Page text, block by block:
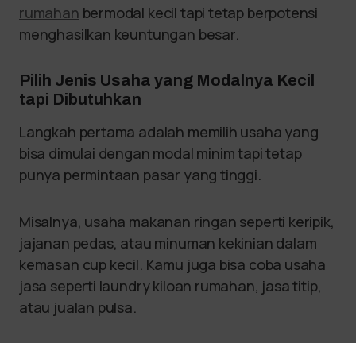
rumahan bermodal kecil tapi tetap berpotensi
menghasilkan keuntungan besar.
Pilih Jenis Usaha yang Modalnya Kecil
tapi Dibutuhkan
Langkah pertama adalah memilih usaha yang
bisa dimulai dengan modal minim tapi tetap
punya permintaan pasar yang tinggi.
Misalnya, usaha makanan ringan seperti keripik,
jajanan pedas, atau minuman kekinian dalam
kemasan cup kecil. Kamu juga bisa coba usaha
jasa seperti laundry kiloan rumahan, jasa titip,
atau jualan pulsa.